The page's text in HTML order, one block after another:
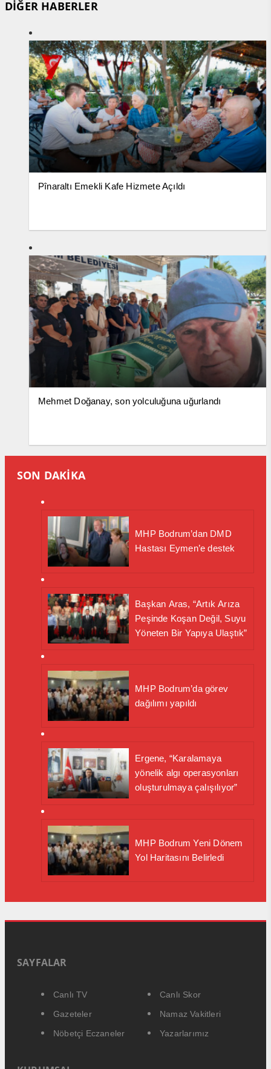
DİĞER HABERLER
Pînaraltı Emekli Kafe Hizmete Açıldı
Mehmet Doğanay, son yolculuğuna uğurlandı
SON DAKİKA
MHP Bodrum’dan DMD
Hastası Eymen’e destek
Başkan Aras, “Artık Arıza
Peşinde Koşan Değil, Suyu
Yöneten Bir Yapıya Ulaştık”
MHP Bodrum’da görev
dağılımı yapıldı
Ergene, “Karalamaya
yönelik algı operasyonları
oluşturulmaya çalışılıyor”
MHP Bodrum Yeni Dönem
Yol Haritasını Belirledi
SAYFALAR
Canlı TV
Canlı Skor
Gazeteler
Namaz Vakitleri
Nöbetçi Eczaneler
Yazarlarımız